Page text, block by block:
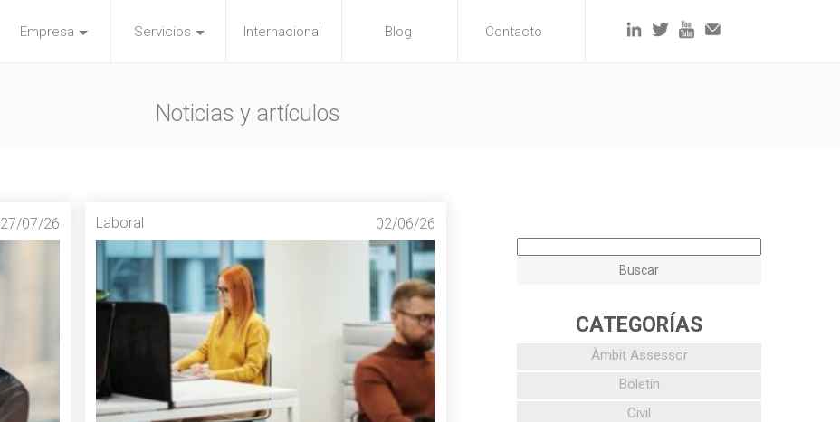
Empresa Servicios Internacional Blog Contacto
Noticias y artículos
27/07/26 Laboral 02/06/26
CATEGORÍAS
Àmbit Assessor
Boletín
Civil